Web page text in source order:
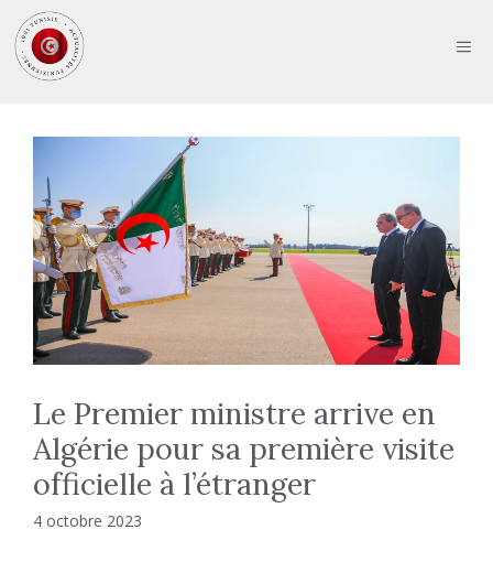
au
contenu
Le Premier ministre arrive en
Algérie pour sa première visite
officielle à l’étranger
4 octobre 2023